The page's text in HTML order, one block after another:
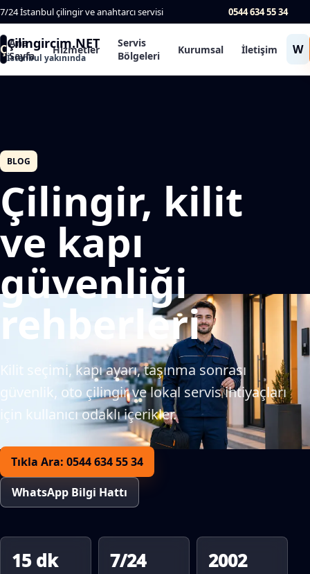
7/24 İstanbul çilingir ve anahtarcı servisi 0544 634 55 34
ÇÇilingircim.NET
İstanbul yakınında
Ana
Sayfa
Hizmetler
Servis
Bölgeleri
Kurumsal İletişim W
BLOG
Çilingir, kilit
ve kapı
güvenliği
rehberleri
Kilit seçimi, kapı ayarı, taşınma sonrası
güvenlik, oto çilingir ve lokal servis ihtiyaçları
için kullanıcı odaklı içerikler.
Tıkla Ara: 0544 634 55 34
WhatsApp Bilgi Hattı
15 dk 7/24 2002